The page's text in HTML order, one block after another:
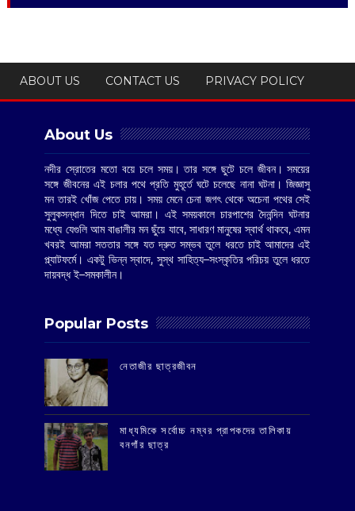
ABOUT US CONTACT US PRIVACY POLICY
About Us
নদীর স্রোতের মতো বয়ে চলে সময়। তার সঙ্গে ছুটে চলে জীবন। সময়ের
সঙ্গে জীবনের এই চলার পথে প্রতি মুহূর্তে ঘটে চলেছে নানা ঘটনা। জিজ্ঞাসু
মন তারই খোঁজ পেতে চায়। সময় মেনে চেনা জগৎ থেকে অচেনা পথের সেই
সুলুকসন্ধান দিতে চাই আমরা। এই সময়কালে চারপাশের দৈনন্দিন ঘটনার
মধ্যে যেগুলি আম বাঙালীর মন ছুঁয়ে যাবে, সাধারণ মানুষের স্বার্থ থাকবে, এমন
খবরই আমরা সততার সঙ্গে যত দ্রুত সম্ভব তুলে ধরতে চাই আমাদের এই
প্ল্যাটফর্মে। একটু ভিন্ন স্বাদে, সুস্থ সাহিত্য–সংস্কৃতির পরিচয় তুলে ধরতে
দায়বদ্ধ ই–সমকালীন।
Popular Posts
‌নেতাজীর ছাত্রজীবন
মাধ্যমিকে সর্বোচ্চ নম্বর প্রাপকদের তালিকায়
বনগাঁর ছাত্র